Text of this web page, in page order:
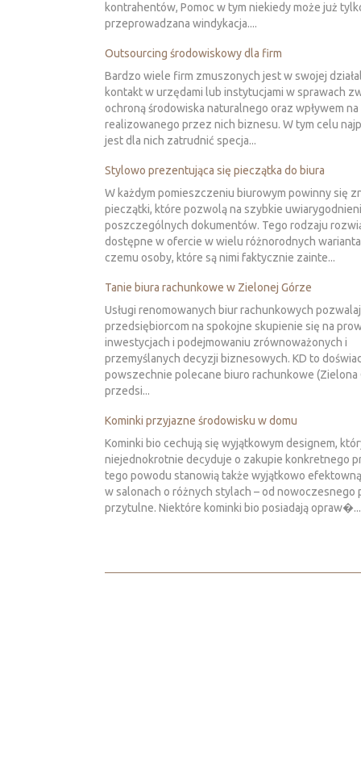
kontrahentów, Pomoc w tym niekiedy może już
przeprowadzana windykacja....
Outsourcing środowiskowy dla firm
Bardzo wiele firm zmuszonych jest w swojej
kontakt w urzędami lub instytucjami w sprawach
ochroną środowiska naturalnego oraz wpływem
realizowanego przez nich biznesu. W tym celu
jest dla nich zatrudnić specja...
Stylowo prezentująca się pieczątka do biura
W każdym pomieszczeniu biurowym powinny się
pieczątki, które pozwolą na szybkie
poszczególnych dokumentów. Tego rodzaju
dostępne w ofercie w wielu różnorodnych
czemu osoby, które są nimi faktycznie zainte...
Tanie biura rachunkowe w Zielonej Górze
Usługi renomowanych biur rachunkowych
przedsiębiorcom na spokojne skupienie się na
inwestycjach i podejmowaniu zrównoważonych i
przemyślanych decyzji biznesowych. KD to
powszechnie polecane biuro rachunkowe (Zielona
przedsi...
Kominki przyjazne środowisku w domu
Kominki bio cechują się wyjątkowym designem,
niejednokrotnie decyduje o zakupie konkretnego
tego powodu stanowią także wyjątkowo
w salonach o różnych stylach – od nowoczesnego
przytulne. Niektóre kominki bio posiadają opraw�...